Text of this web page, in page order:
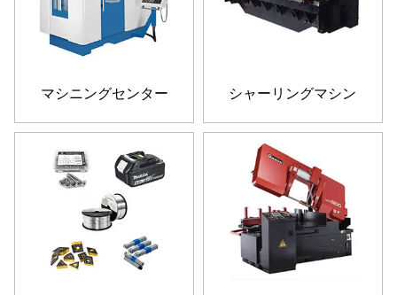
マシニングセンター シャーリングマシン